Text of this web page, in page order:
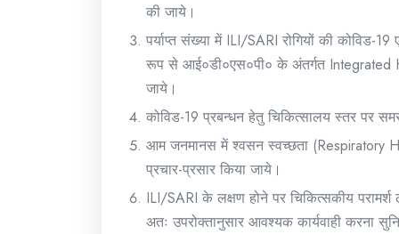
की जाये।
पर्याप्त संख्या में ILI/SARI रोगियों की कोविड-
रूप से आई०डी०एस०पी० के अंतर्गत Integrated
जाये।
कोविड-19 प्रबन्धन हेतु चिकित्सालय स्तर पर
आम जनमानस में श्वसन स्वच्छता (Respiratory
प्रचार-प्रसार किया जाये।
ILI/SARI के लक्षण होने पर चिकित्सकीय
अतः उपरोक्तानुसार आवश्यक कार्यवाही करना